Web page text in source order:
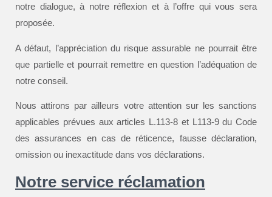
notre dialogue, à notre réflexion et à l’offre qui vous sera
proposée.
A défaut, l’appréciation du risque assurable ne pourrait être
que partielle et pourrait remettre en question l’adéquation de
notre conseil.
Nous attirons par ailleurs votre attention sur les sanctions
applicables prévues aux articles L.113-8 et L113-9 du Code
des assurances en cas de réticence, fausse déclaration,
omission ou inexactitude dans vos déclarations.
Notre service réclamation